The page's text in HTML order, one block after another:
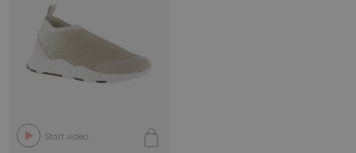
Start video